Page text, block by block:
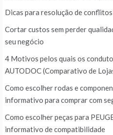
Dicas para resolução de
Cortar custos sem perder
seu negócio
4 Motivos pelos quais os
AUTODOC (Comparativo de
Como escolher rodas e
informativo para comprar com
Como escolher peças para
informativo de compatibilidade